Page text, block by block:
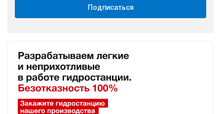
Подписаться